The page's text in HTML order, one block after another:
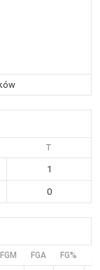
T
1
0
FGM FGA FG%